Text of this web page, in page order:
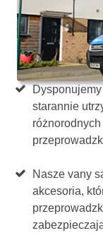
starannie
Nasze vany
akcesoria,